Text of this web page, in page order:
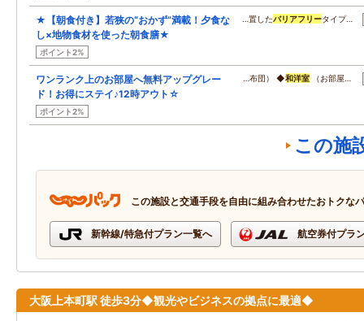
★【朝食付き】若狭の“おかず”満載！夕食な
し×地物食材を使った朝食膳★
ポイント2%
…置したバリアフリータイプ…
ワンランク上のお部屋へ無料アップグレー
ド！お得にステイ♪12時アウト☆
ポイント2%
…布団） ◆和洋室 （お部屋…
この施
この施設と交通手段を自由に組み合わせたおトクな
新幹線/特急付プラン一覧へ 航空券付プラ
大阪上本町駅 徒歩3分◆観光やビジネスの拠点に最適◆